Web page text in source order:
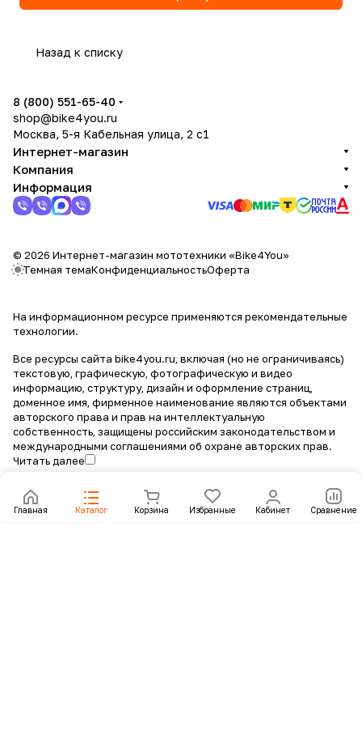
Назад к списку
Главная Каталог Корзина Избранные Кабинет Сравнение
8 (800) 551-65-40
shop@bike4you.ru
Москва, 5-я Кабельная улица, 2 с1
Интернет-магазин
Компания
Информация
© 2026 Интернет-магазин мототехники «Bike4You»
Темная темаКонфиденциальностьОферта
На информационном ресурсе применяются рекомендательные
технологии.
Все ресурсы сайта bike4you.ru, включая (но не ограничиваясь)
текстовую, графическую, фотографическую и видео
информацию, структуру, дизайн и оформление страниц,
доменное имя, фирменное наименование являются объектами
авторского права и прав на интеллектуальную
собственность, защищены российским законодательством и
международными соглашениями об охране авторских прав.
Читать далее